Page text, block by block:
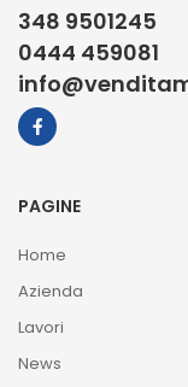
348 9501245
0444 459081
PAGINE
Home
Azienda
Lavori
News